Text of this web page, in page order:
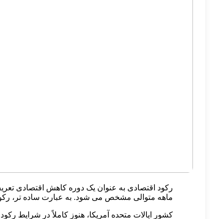
رکود اقتصادی به عنوان یک دوره کاهش اقتصادی
ماهه متوالی مشخص می شود. به عبارت ساده تر،